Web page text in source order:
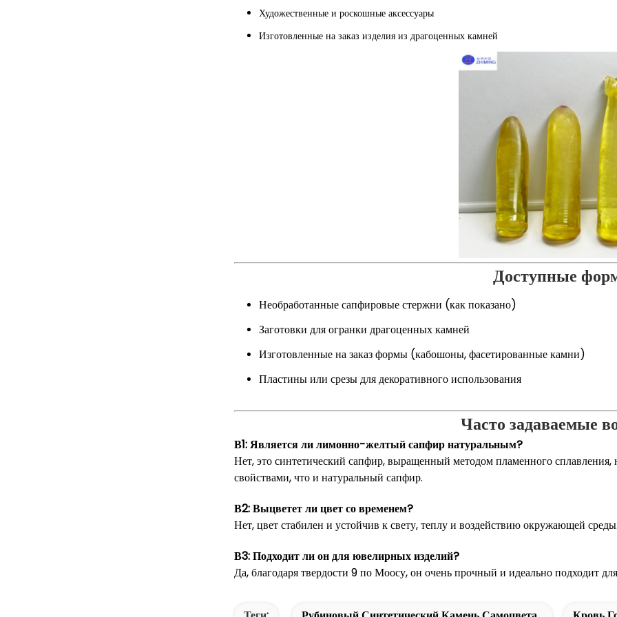
Художественные и роскошные аксессуары
Изготовленные на заказ изделия из драгоценных камней
Доступные
Необработанные сапфировые стержни (как показано)
Заготовки для огранки драгоценных камней
Изготовленные на заказ формы (кабошоны, фасетированные камни)
Пластины или срезы для декоративного использования
Часто задаваемые
В1: Является ли лимонно-желтый сапфир натуральным?
Нет, это синтетический сапфир, выращенный методом пламенного
свойствами, что и натуральный сапфир.
В2: Выцветет ли цвет со временем?
Нет, цвет стабилен и устойчив к свету, теплу и воздействию окружающей
В3: Подходит ли он для ювелирных изделий?
Да, благодаря твердости 9 по Моосу, он очень прочный и идеально подходит